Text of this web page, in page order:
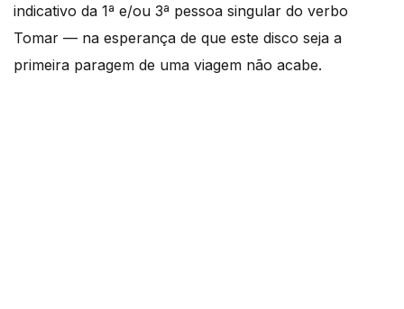
indicativo da 1ª e/ou 3ª pessoa singular do verbo
Tomar — na esperança de que este disco seja a
primeira paragem de uma viagem não acabe.